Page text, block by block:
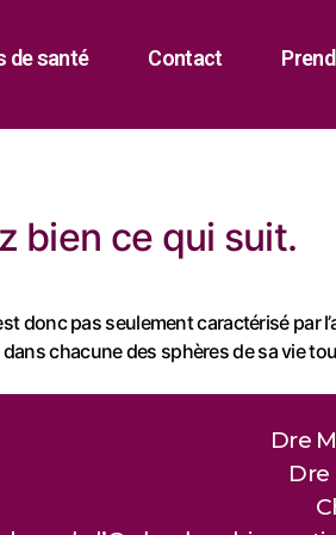
de santé Contact
bien ce qui suit.
donc pas seulement caractérisé par
chacune des sphères de sa vie
Dre